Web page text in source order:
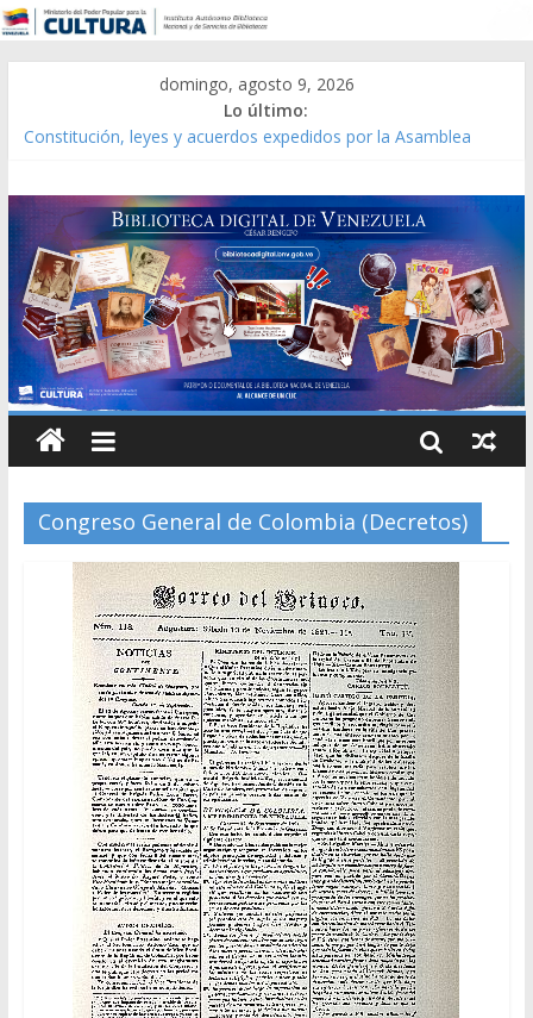
domingo, agosto 9, 2026
Lo último:
Constitución, leyes y acuerdos expedidos por la Asamblea
Modesta Bor Sánchez [material gráfico]
Gaceta Oficial de la República de Venezuela año CXXXIII Mes V,
Caracas 09 de marzo de 2006 N° 38.394
Catálogo temático de obras de Modesta Bor
Congreso General de Colombia (Decretos)